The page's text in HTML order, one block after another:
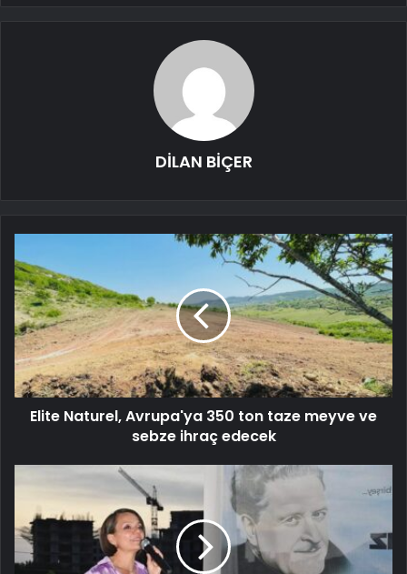
DİLAN BİÇER
Elite Naturel, Avrupa'ya 350 ton taze meyve ve
sebze ihraç edecek